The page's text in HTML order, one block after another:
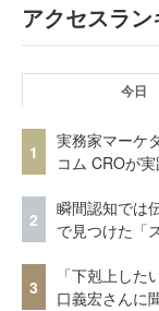
アクセスラ
今日
1
実務家マーケ
コム CROが
2
瞬間認知では
で見つけた「
3
「下剋上し
口義宏さんに